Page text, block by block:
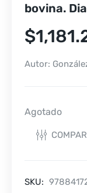
bovina.
$
Autor:
Agotado
SKU: